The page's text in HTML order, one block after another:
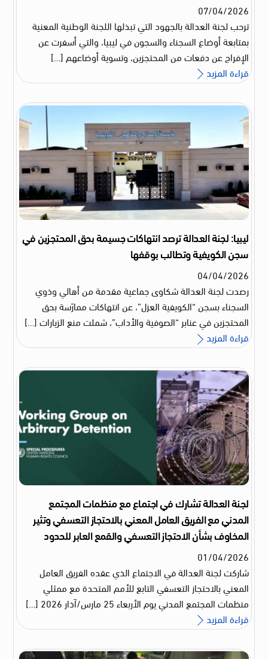
07/04/2026
ترحب لجنة العدالة بالجهود التي تبذلها اللجنة الوطنية المعنية
بمتابعة أوضاع السجناء والسجون في ليبيا، والتي أسفرت عن
الإفراج عن دفعات من المحتجزين، وتسوية أوضاعهم […]
قراءة المزيد
ليبيا: لجنة العدالة ترصد انتهاكات جسيمة بحق المحتجزين في
سجن الكويفية وتطالب بوقفها
04/04/2026
رصدت لجنة العدالة شكاوى جماعية مقدمة من أهالي وذوي
السجناء بسجن “الكويفية العزل”، عن انتهاكات ممارَسة بحق
المحتجزين في عنابر “الصوفية والأداب”، شملت منع الزيارات […]
قراءة المزيد
لجنة العدالة تشارك في اجتماع مع منظمات المجتمع
المدني مع الفريق العامل المعني بالاحتجاز التعسفي وتثير
المخاوف بشأن الاحتجاز التعسفي والقمع العابر للحدود
01/04/2026
شاركت لجنة العدالة في الاجتماع الذي عقده الفريق العامل
المعني بالاحتجاز التعسفي التابع للأمم المتحدة مع ممثلي
منظمات المجتمع المدني يوم الأربعاء 25 مارس/آذار 2026 […]
قراءة المزيد